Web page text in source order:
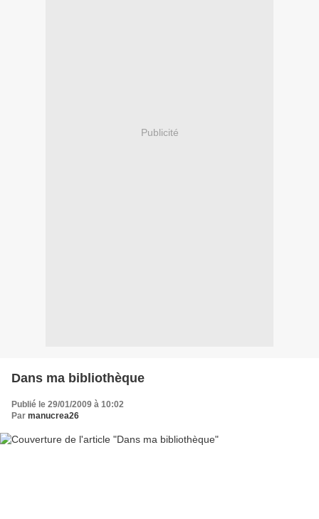
Publicité
Dans ma bibliothèque
Publié le 29/01/2009 à 10:02
Par manucrea26